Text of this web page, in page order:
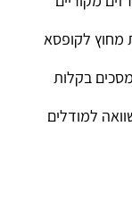
בקלות
למודלים